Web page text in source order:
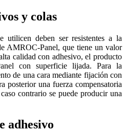
y colas
utilicen deben ser resistentes a la
AMROC-Panel, que tiene un valor
calidad con adhesivo, el producto
con superficie lijada. Para la
de una cara mediante fijación con
posterior una fuerza compensatoria
contrario se puede producir una
adhesivo